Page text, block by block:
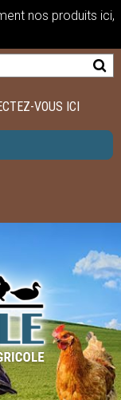
nos produits ici,
VOUS ICI